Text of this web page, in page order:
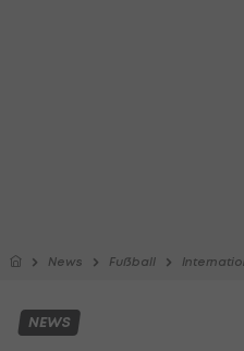
News Fußball
NEWS